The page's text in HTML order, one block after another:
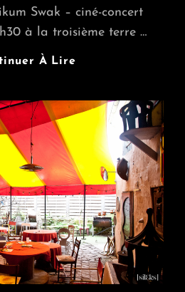
Swak – ciné-concert
à la troisième terre …
À LireSoirée
“cinérotic”
Animakt